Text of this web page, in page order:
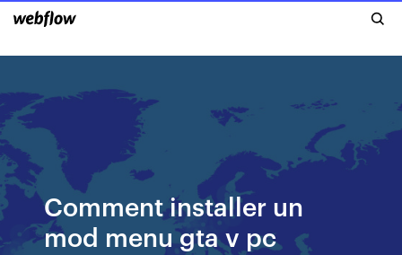
Comment installer un
mod menu gta v pc